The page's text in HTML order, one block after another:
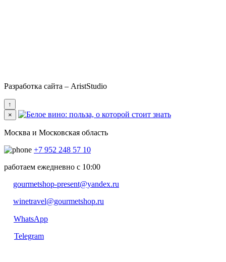
Разработка сайта – AristStudio
↑
×
Москва и Московская область
+7 952 248 57 10
работаем ежедневно с 10:00
gourmetshop-present@yandex.ru
winetravel@gourmetshop.ru
WhatsApp
Telegram